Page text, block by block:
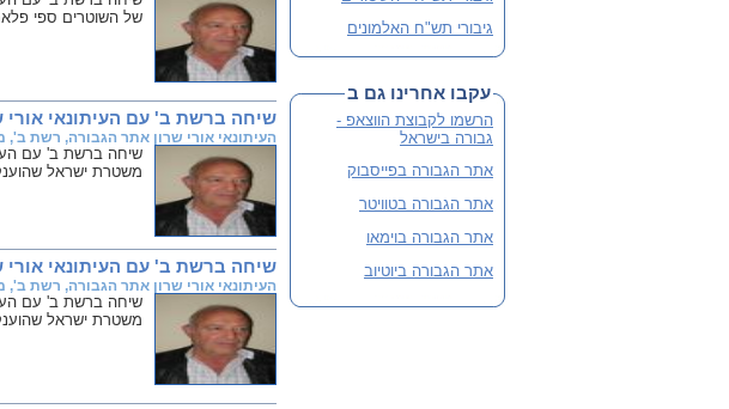
של השוטרים ספי
שיחה ברשת ב' עם העיתונאי אורי שרון
העיתונאי אורי שרון אתר הגבורה, רשת ב',
משטרת ישראל
שיחה ברשת ב' עם העיתונאי אורי שרון
העיתונאי אורי שרון אתר הגבורה, רשת ב',
משטרת ישראל
גיבורי תש"ח האלמונים
פלוגה י' שבלב מהדורה 3
שתי מהדורות קודמות אזלו
והנוכחית מורחבת
עקבו אחרינו גם ב
הרשמו לקבוצת הווצאפ -
גבורה בישראל
אתר הגבורה בפייסבוק
אתר הגבורה בטוויטר
אתר הגבורה בוימאו
אתר הגבורה ביוטיוב